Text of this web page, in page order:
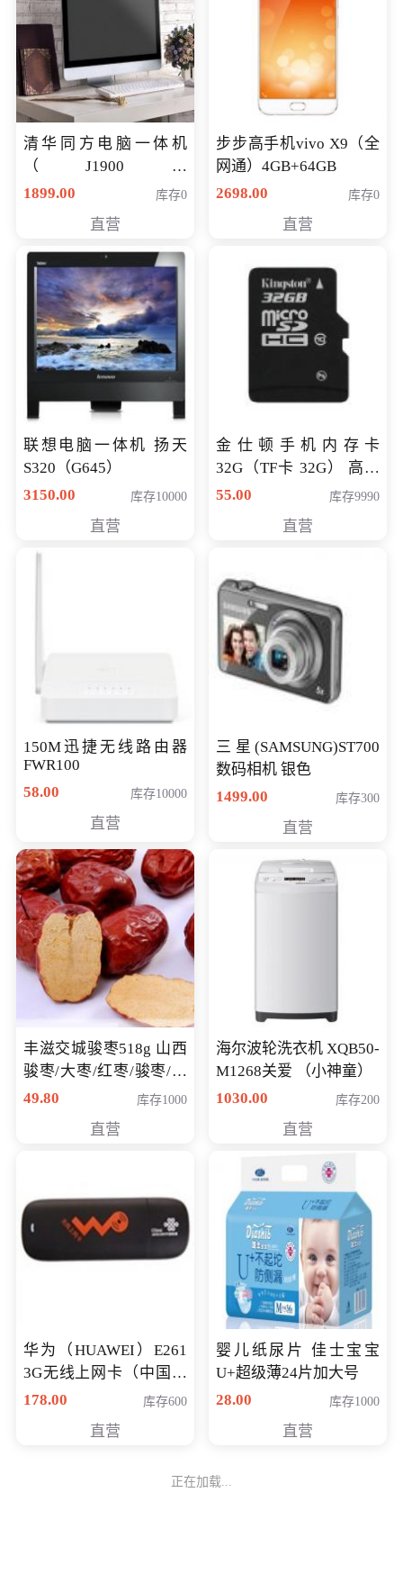
清华同方电脑一体机
（J1900四
核/4G/120G0.8CM厚度
1899.00 库存0
直营
步步高手机vivo X9（全
网通）4GB+64GB
2698.00
库存0
直营
联想电脑一体机 扬天
S320（G645）
3150.00
库存10000
直营
金仕顿手机内存卡
32G（TF卡 32G） 高速
卡 CLASS 10
55.00 库存9990
直营
150M迅捷无线路由器
FWR100
58.00
库存10000
直营
三星(SAMSUNG)ST700
数码相机 银色
1499.00
库存300
直营
丰滋交城骏枣518g 山西
骏枣/大枣/红枣/骏枣/热
销千件/
49.80 库存1000
直营
海尔波轮洗衣机 XQB50-
M1268关爱 （小神童）
1030.00
库存200
直营
华为（HUAWEI）E261
3G无线上网卡（中国联
通）
178.00 库存600
直营
婴儿纸尿片 佳士宝宝
U+超级薄24片加大号
28.00
库存1000
直营
正在加载...